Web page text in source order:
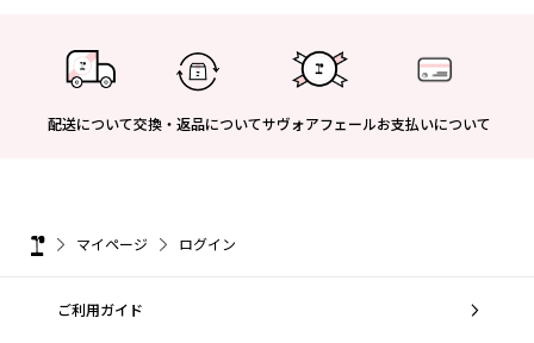
配送について交換・返品についてサヴォアフェールお支払いについて
マイページ ログイン
ご利用ガイド